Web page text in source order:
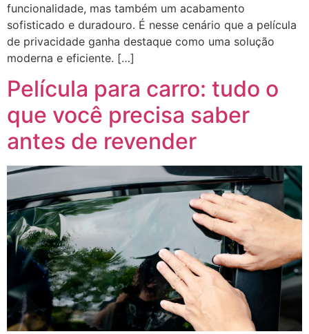
funcionalidade, mas também um acabamento
sofisticado e duradouro. É nesse cenário que a película
de privacidade ganha destaque como uma solução
moderna e eficiente. […]
Película para carro: tudo o
que você precisa saber
antes de revender